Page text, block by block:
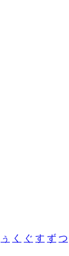
ぅ く ぐ す ず つ